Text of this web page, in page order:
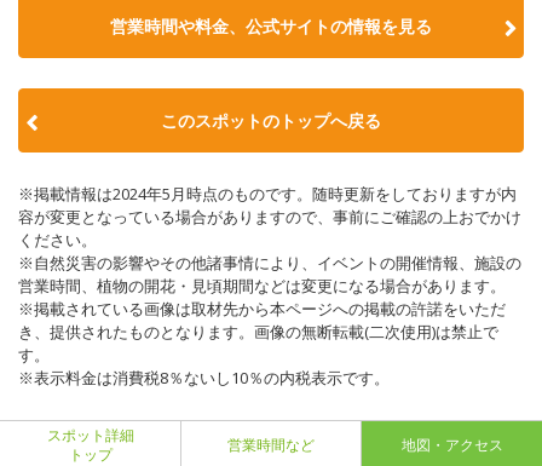
営業時間や料金、公式サイトの情報を見る
このスポットのトップへ戻る
※掲載情報は2024年5月時点のものです。随時更新をしておりますが内
容が変更となっている場合がありますので、事前にご確認の上おでかけ
ください。
※自然災害の影響やその他諸事情により、イベントの開催情報、施設の
営業時間、植物の開花・見頃期間などは変更になる場合があります。
※掲載されている画像は取材先から本ページへの掲載の許諾をいただ
き、提供されたものとなります。画像の無断転載(二次使用)は禁止で
す。
※表示料金は消費税8％ないし10％の内税表示です。
スポット詳細
トップ
営業時間など 地図・アクセス